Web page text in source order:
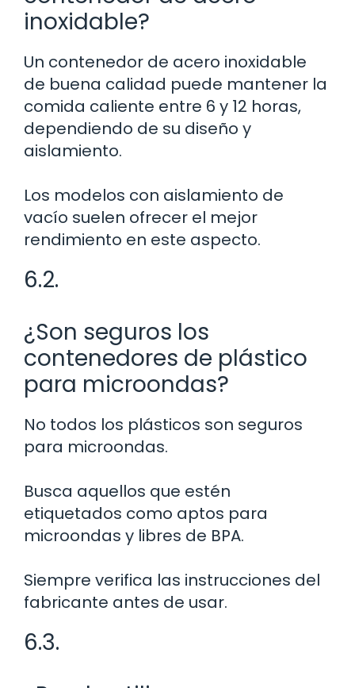
inoxidable?
Un contenedor de acero inoxidable
de buena calidad puede mantener la
comida caliente entre 6 y 12 horas,
dependiendo de su diseño y
aislamiento.
Los modelos con aislamiento de
vacío suelen ofrecer el mejor
rendimiento en este aspecto.
6.2.
¿Son seguros los
contenedores de plástico
para microondas?
No todos los plásticos son seguros
para microondas.
Busca aquellos que estén
etiquetados como aptos para
microondas y libres de BPA.
Siempre verifica las instrucciones del
fabricante antes de usar.
6.3.